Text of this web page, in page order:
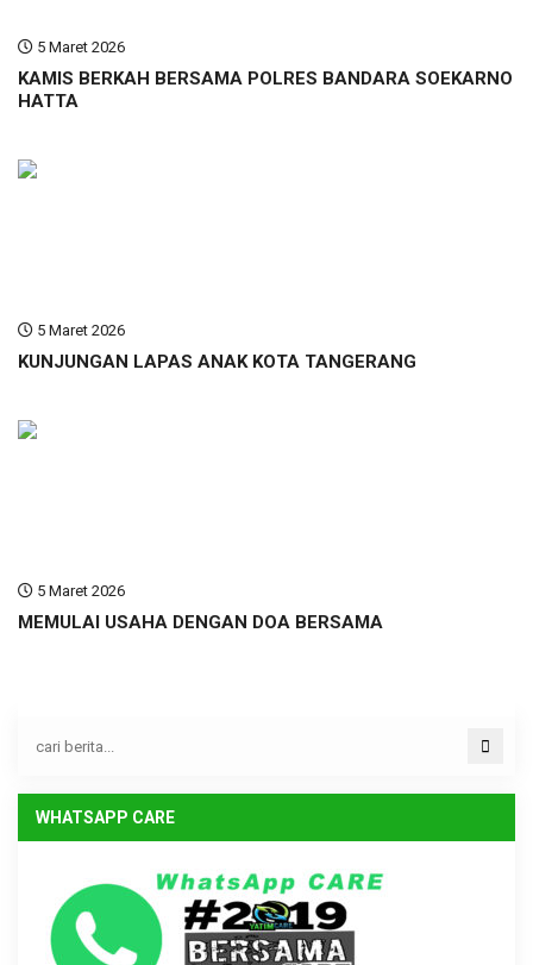
5 Maret 2026
KAMIS BERKAH BERSAMA POLRES BANDARA SOEKARNO
HATTA
5 Maret 2026
KUNJUNGAN LAPAS ANAK KOTA TANGERANG
5 Maret 2026
MEMULAI USAHA DENGAN DOA BERSAMA
WHATSAPP CARE